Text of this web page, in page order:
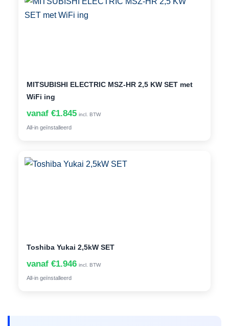
MITSUBISHI ELECTRIC MSZ-HR 2,5 KW SET met
WiFi ing
vanaf €1.845 incl. BTW
All-in geïnstalleerd
Toshiba Yukai 2,5kW SET
vanaf €1.946 incl. BTW
All-in geïnstalleerd